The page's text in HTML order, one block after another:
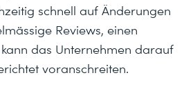
schnell auf Änderungen
Reviews, einen
das Unternehmen darauf
voranschreiten.